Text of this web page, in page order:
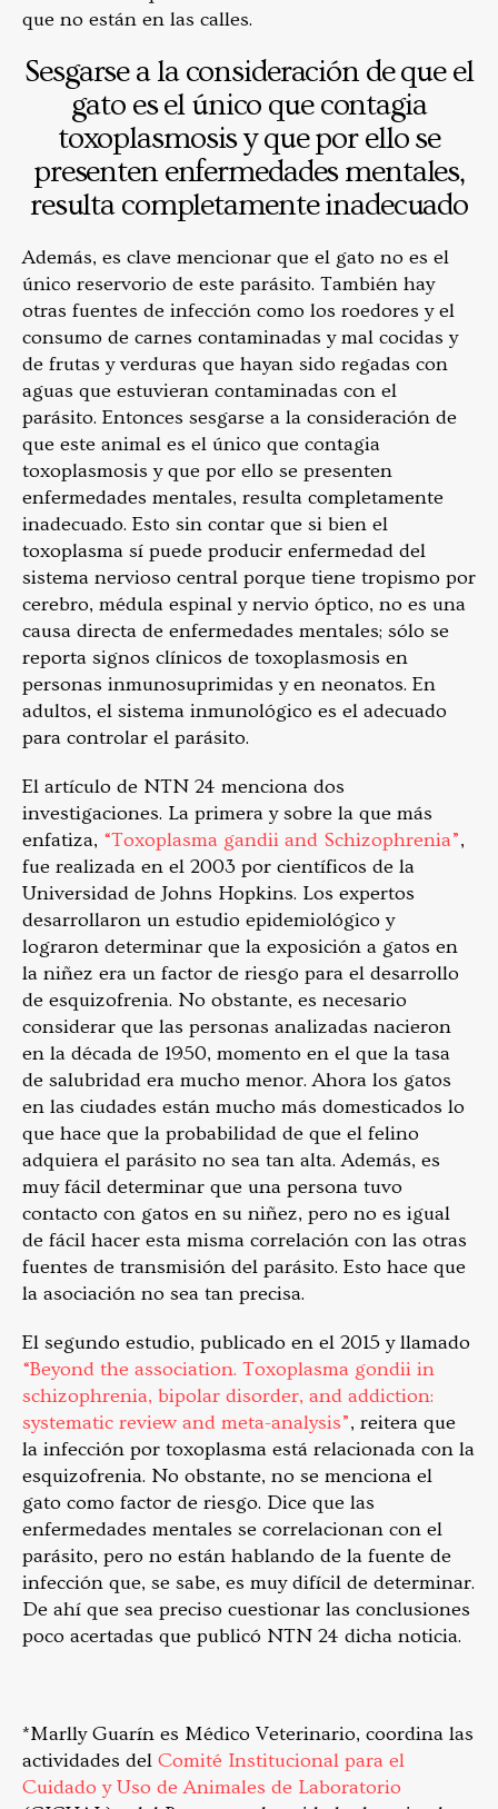
que no están en las calles.
Sesgarse a la consideración de que el
gato es el único que contagia
toxoplasmosis y que por ello se
presenten enfermedades mentales,
resulta completamente inadecuado
Además, es clave mencionar que el gato no es el
único reservorio de este parásito. También hay
otras fuentes de infección como los roedores y el
consumo de carnes contaminadas y mal cocidas y
de frutas y verduras que hayan sido regadas con
aguas que estuvieran contaminadas con el
parásito. Entonces sesgarse a la consideración de
que este animal es el único que contagia
toxoplasmosis y que por ello se presenten
enfermedades mentales, resulta completamente
inadecuado. Esto sin contar que si bien el
toxoplasma sí puede producir enfermedad del
sistema nervioso central porque tiene tropismo por
cerebro, médula espinal y nervio óptico, no es una
causa directa de enfermedades mentales; sólo se
reporta signos clínicos de toxoplasmosis en
personas inmunosuprimidas y en neonatos. En
adultos, el sistema inmunológico es el adecuado
para controlar el parásito.
El artículo de NTN 24 menciona dos
investigaciones. La primera y sobre la que más
enfatiza, “Toxoplasma gandii and Schizophrenia”,
fue realizada en el 2003 por científicos de la
Universidad de Johns Hopkins. Los expertos
desarrollaron un estudio epidemiológico y
lograron determinar que la exposición a gatos en
la niñez era un factor de riesgo para el desarrollo
de esquizofrenia. No obstante, es necesario
considerar que las personas analizadas nacieron
en la década de 1950, momento en el que la tasa
de salubridad era mucho menor. Ahora los gatos
en las ciudades están mucho más domesticados lo
que hace que la probabilidad de que el felino
adquiera el parásito no sea tan alta. Además, es
muy fácil determinar que una persona tuvo
contacto con gatos en su niñez, pero no es igual
de fácil hacer esta misma correlación con las otras
fuentes de transmisión del parásito. Esto hace que
la asociación no sea tan precisa.
El segundo estudio, publicado en el 2015 y llamado
“Beyond the association. Toxoplasma gondii in
schizophrenia, bipolar disorder, and addiction:
systematic review and meta-analysis”, reitera que
la infección por toxoplasma está relacionada con la
esquizofrenia. No obstante, no se menciona el
gato como factor de riesgo. Dice que las
enfermedades mentales se correlacionan con el
parásito, pero no están hablando de la fuente de
infección que, se sabe, es muy difícil de determinar.
De ahí que sea preciso cuestionar las conclusiones
poco acertadas que publicó NTN 24 dicha noticia.
*Marlly Guarín es Médico Veterinario, coordina las
actividades del Comité Institucional para el
Cuidado y Uso de Animales de Laboratorio